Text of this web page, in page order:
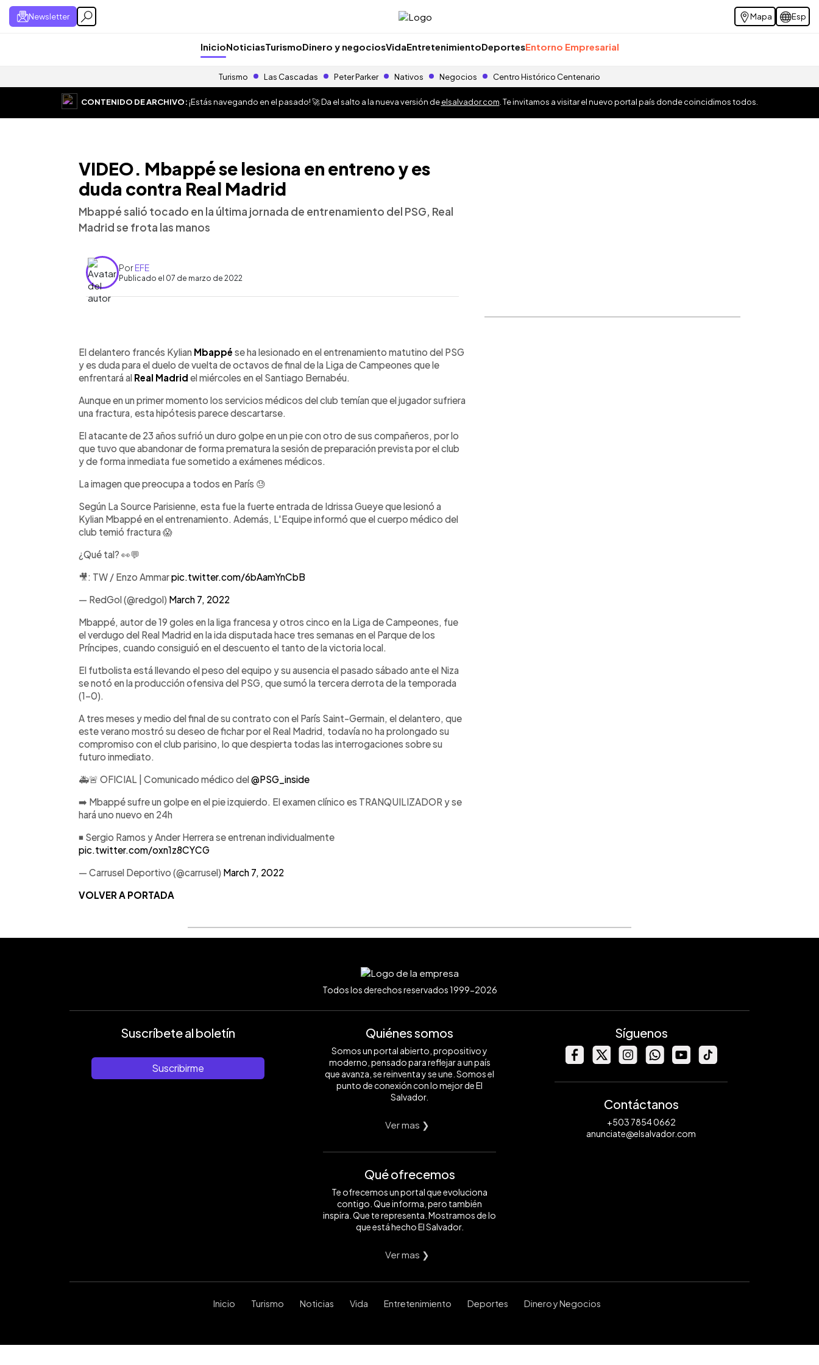
Newsletter Mapa Esp
InicioNoticiasTurismoDinero y negociosVidaEntretenimientoDeportesEntorno Empresarial
Turismo Las Cascadas Peter Parker Nativos Negocios Centro Histórico Centenario
CONTENIDO DE ARCHIVO:¡Estás navegando en el pasado! 🚀 Da el salto a la nueva versión deelsalvador.com . Te invitamos a visitar el nuevo portal país donde coincidimos todos.
VIDEO. Mbappé se lesiona en entreno y es
duda contra Real Madrid
Mbappé salió tocado en la última jornada de entrenamiento del PSG, Real
Madrid se frota las manos
PorEFE
Publicado el 07 de marzo de 2022
Escuchar artículo
El delantero francés Kylian Mbappé se ha lesionado en el entrenamiento matutino del PSG
y es duda para el duelo de vuelta de octavos de final de la Liga de Campeones que le
enfrentará al Real Madrid el miércoles en el Santiago Bernabéu.
Aunque en un primer momento los servicios médicos del club temían que el jugador sufriera
una fractura, esta hipótesis parece descartarse.
El atacante de 23 años sufrió un duro golpe en un pie con otro de sus compañeros, por lo
que tuvo que abandonar de forma prematura la sesión de preparación prevista por el club
y de forma inmediata fue sometido a exámenes médicos.
La imagen que preocupa a todos en París 😓
Según La Source Parisienne, esta fue la fuerte entrada de Idrissa Gueye que lesionó a
Kylian Mbappé en el entrenamiento. Además, L'Equipe informó que el cuerpo médico del
club temió fractura 😱
¿Qué tal? 👀💬
🎥: TW / Enzo Ammarpic.twitter.com/6bAamYnCbB
— RedGol (@redgol) March 7, 2022
Mbappé, autor de 19 goles en la liga francesa y otros cinco en la Liga de Campeones, fue
el verdugo del Real Madrid en la ida disputada hace tres semanas en el Parque de los
Príncipes, cuando consiguió en el descuento el tanto de la victoria local.
El futbolista está llevando el peso del equipo y su ausencia el pasado sábado ante el Niza
se notó en la producción ofensiva del PSG, que sumó la tercera derrota de la temporada
(1-0).
A tres meses y medio del final de su contrato con el París Saint-Germain, el delantero, que
este verano mostró su deseo de fichar por el Real Madrid, todavía no ha prolongado su
compromiso con el club parisino, lo que despierta todas las interrogaciones sobre su
futuro inmediato.
🚑🚨 OFICIAL | Comunicado médico del@PSG_inside
➡️ Mbappé sufre un golpe en el pie izquierdo. El examen clínico es TRANQUILIZADOR y se
hará uno nuevo en 24h
◾️ Sergio Ramos y Ander Herrera se entrenan individualmente
pic.twitter.com/oxn1z8CYCG
— Carrusel Deportivo (@carrusel) March 7, 2022
VOLVER A PORTADA
Todos los derechos reservados 1999-2026
Suscríbete al boletín
Suscribirme
Quiénes somos
Somos un portal abierto, propositivo y
moderno, pensado para reflejar a un país
que avanza, se reinventa y se une. Somos el
punto de conexión con lo mejor de El
Salvador.
Ver mas ❯
Qué ofrecemos
Te ofrecemos un portal que evoluciona
contigo. Que informa, pero también
inspira. Que te representa. Mostramos de lo
que está hecho El Salvador.
Ver mas ❯
Síguenos
Contáctanos
+503 7854 0662
anunciate@elsalvador.com
Inicio Turismo Noticias Vida Entretenimiento Deportes Dinero y Negocios